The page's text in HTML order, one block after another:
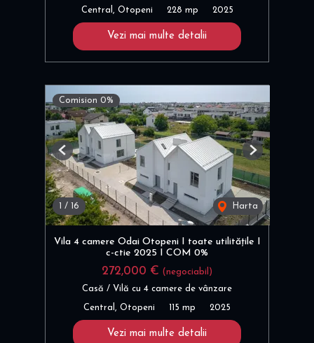
Central, Otopeni 228 mp 2025
Vezi mai multe detalii
Comision 0%
1 / 16 Harta
Previous Next
Vila 4 camere Odai Otopeni I toate utilitățile I
c-ctie 2025 I COM 0%
272,000 € (negociabil)
Casă / Vilă cu 4 camere de vânzare
Central, Otopeni 115 mp 2025
Vezi mai multe detalii